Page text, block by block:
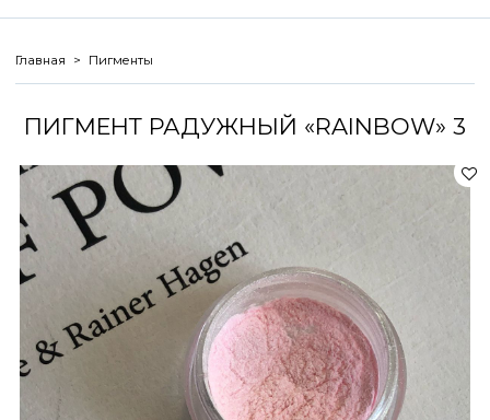
Главная Пигменты
ПИГМЕНТ РАДУЖНЫЙ «RAINBOW» 3